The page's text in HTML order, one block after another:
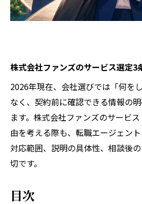
株式会社ファンズのサービス選定3
2026年現在、会社選びでは「何を
なく、契約前に確認できる情報の
ます。株式会社ファンズのサービ
由を考える際も、転職エージェント
対応範囲、説明の具体性、相談後
切です。
目次